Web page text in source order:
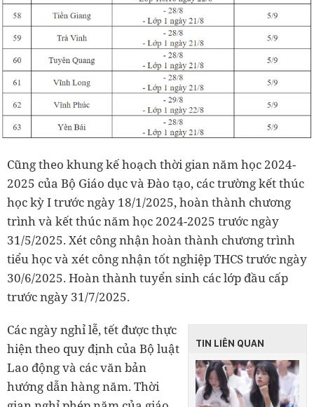
Cũng theo khung kế hoạch thời gian năm học 2024-
2025 của Bộ Giáo dục và Đào tạo, các trường kết thúc
học kỳ I trước ngày 18/1/2025, hoàn thành chương
trình và kết thúc năm học 2024-2025 trước ngày
31/5/2025. Xét công nhận hoàn thành chương trình
tiểu học và xét công nhận tốt nghiệp THCS trước ngày
30/6/2025. Hoàn thành tuyển sinh các lớp đầu cấp
trước ngày 31/7/2025.
TIN LIÊN QUAN
Các ngày nghỉ lễ, tết được thực
hiện theo quy định của Bộ luật
Lao động và các văn bản
hướng dẫn hàng năm. Thời